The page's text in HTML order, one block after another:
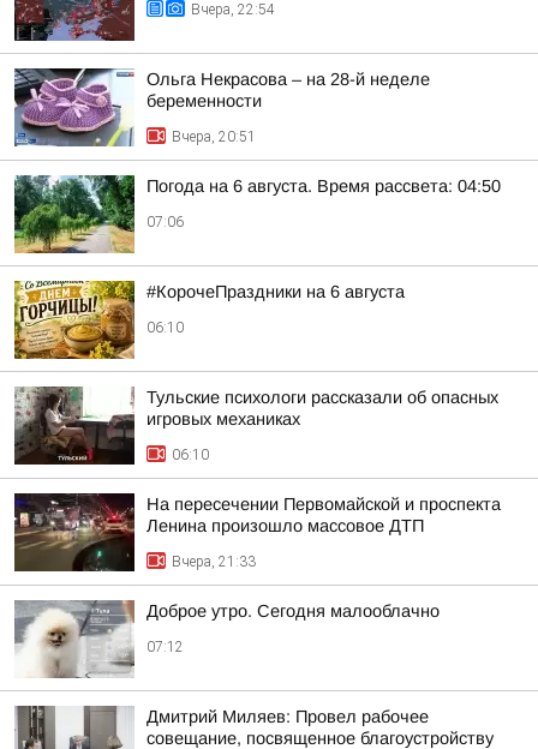
Вчера, 22:54
Ольга Некрасова – на 28-й неделе
беременности
Вчера, 20:51
Погода на 6 августа. Время рассвета: 04:50
07:06
#КорочеПраздники на 6 августа
06:10
Тульские психологи рассказали об опасных
игровых механиках
06:10
На пересечении Первомайской и проспекта
Ленина произошло массовое ДТП
Вчера, 21:33
Доброе утро. Сегодня малооблачно
07:12
Дмитрий Миляев: Провел рабочее
совещание, посвященное благоустройству